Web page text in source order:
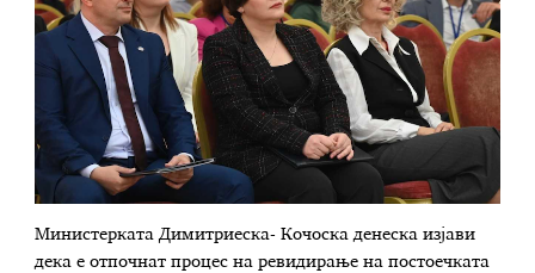
Министерката Димитриеска- Кочоска денеска изјави
дека e отпочнат процес на ревидирање на постоечката